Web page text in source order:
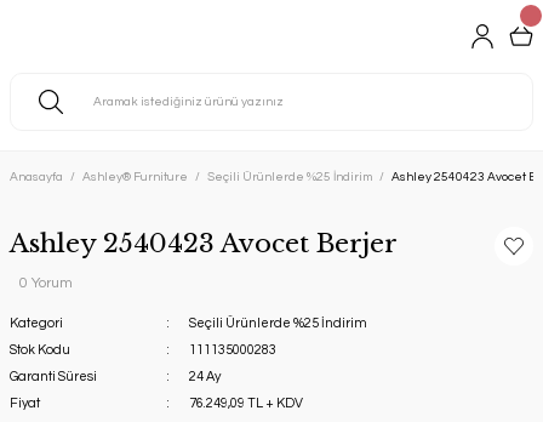
Anasayfa Ashley® Furniture Seçili Ürünlerde %25 İndirim Ashley 2540423 Avocet
Ashley 2540423 Avocet Berjer
0 Yorum
Kategori
Seçili Ürünlerde %25 İndirim
Stok Kodu
111135000283
Garanti Süresi
24 Ay
Fiyat
76.249,09 TL + KDV